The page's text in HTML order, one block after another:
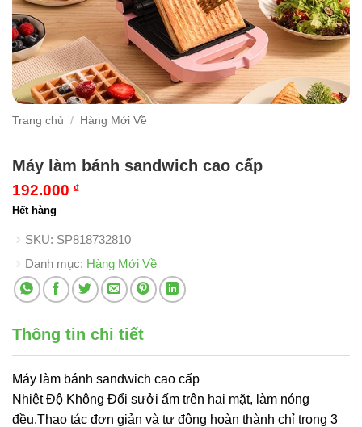
Trang chủ / Hàng Mới Về
Máy làm bánh sandwich cao cấp
192.000 ₫
Hết hàng
SKU: SP818732810
Danh mục: Hàng Mới Về
Thông tin chi tiết
Máy làm bánh sandwich cao cấp
Nhiệt Độ Không Đổi sưởi ấm trên hai mặt, làm nóng
đều.Thao tác đơn giản và tự động hoàn thành chỉ trong 3